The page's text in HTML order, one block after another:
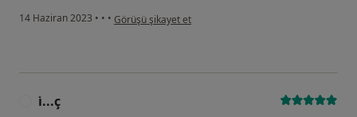
14 Haziran 2023 • • • kullanıcının görüşüne göre e....u
Görüşü şikayet et
i̇...ç